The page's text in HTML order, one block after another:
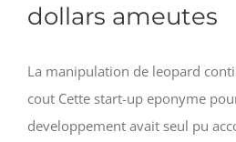
dollars ameutes
La manipulation de leopard
cout Cette start-up eponyme
developpement avait seul pu